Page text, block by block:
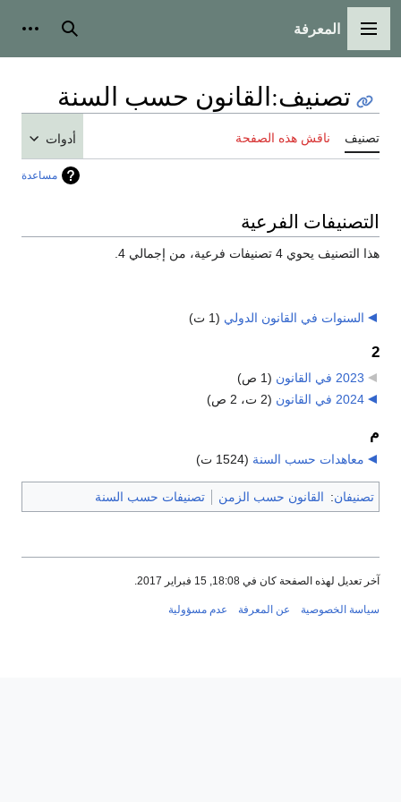
القائمة الرئيسية
المعرفة بحث
تصنيف:القانون حسب السنة
تصنيف ناقش هذه الصفحة أدوات
مساعدة
التصنيفات الفرعية
هذا التصنيف يحوي 4 تصنيفات فرعية، من إجمالي 4.
السنوات في القانون الدولي (1 ت)
2
2023 في القانون
(1 ص)
2024 في القانون
(2 ت، 2 ص)
م
معاهدات حسب السنة (1524 ت)
تصنيفان: القانون حسب الزمن تصنيفات حسب السنة
آخر تعديل لهذه الصفحة كان في 18:08, 15 فبراير 2017.
سياسة الخصوصية عن المعرفة عدم مسؤولية